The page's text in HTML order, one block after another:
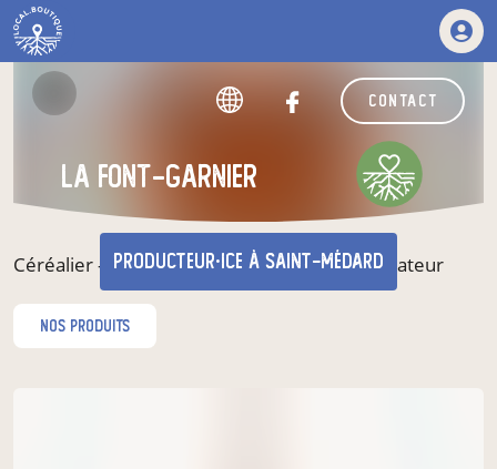
contact
La Font-Garnier
producteur·ice à Saint-Médard
Céréalier - Producteur Récoltant - Transformateur
nos produits